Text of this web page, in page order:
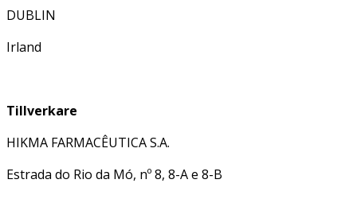
DUBLIN
Irland
Tillverkare
HIKMA FARMACÊUTICA S.A.
Estrada do Rio da Mó, nº 8, 8-A e 8-B